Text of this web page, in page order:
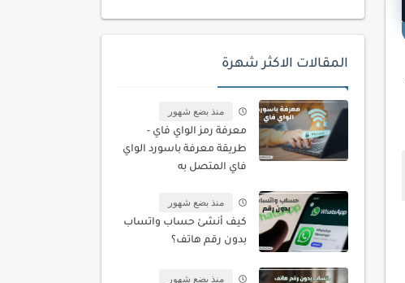
المقالات الاكثر شهرة
منذ بضع شهور
معرفة رمز الواي فاي -
طريقة معرفة باسورد الواي
فاي المتصل به
منذ بضع شهور
كيف أنشئ حساب واتساب
بدون رقم هاتف؟
منذ بضع شهور